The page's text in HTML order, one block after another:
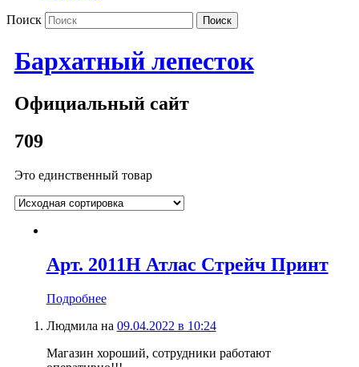
Поиск
Бархатный лепесток
Официальный сайт
709
Это единственный товар
Арт. 2011Н Атлас Стрейч Принт
Подробнее
Людмила на 09.04.2022 в 10:24
Магазин хороший, сотрудники работают